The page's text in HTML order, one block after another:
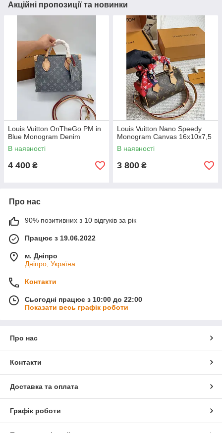
Акційні пропозиції та новинки
Louis Vuitton OnTheGo PM in
Blue Monogram Denim
В наявності
4 400 ₴
Louis Vuitton Nano Speedy
Monogram Canvas 16х10х7,5
В наявності
3 800 ₴
Про нас
90% позитивних з 10 відгуків за рік
Працює з 19.06.2022
м. Дніпро
Дніпро, Україна
Контакти
Сьогодні працює з 10:00 до 22:00
Показати весь графік роботи
Про нас
Контакти
Доставка та оплата
Графік роботи